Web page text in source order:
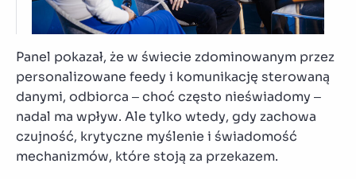
Panel pokazał, że w świecie zdominowanym przez
personalizowane feedy i komunikację sterowaną
danymi, odbiorca – choć często nieświadomy –
nadal ma wpływ. Ale tylko wtedy, gdy zachowa
czujność, krytyczne myślenie i świadomość
mechanizmów, które stoją za przekazem.